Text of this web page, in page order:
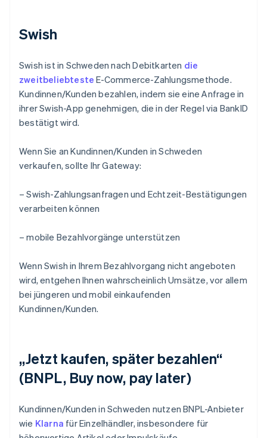
Swish
Swish ist in Schweden nach Debitkarten die
zweitbeliebteste E-Commerce-Zahlungsmethode.
Kundinnen/Kunden bezahlen, indem sie eine Anfrage in
ihrer Swish-App genehmigen, die in der Regel via BankID
bestätigt wird.
Wenn Sie an Kundinnen/Kunden in Schweden
verkaufen, sollte Ihr Gateway:
– Swish-Zahlungsanfragen und Echtzeit-Bestätigungen
verarbeiten können
– mobile Bezahlvorgänge unterstützen
Wenn Swish in Ihrem Bezahlvorgang nicht angeboten
wird, entgehen Ihnen wahrscheinlich Umsätze, vor allem
bei jüngeren und mobil einkaufenden
Kundinnen/Kunden.
„Jetzt kaufen, später bezahlen“
(BNPL, Buy now, pay later)
Kundinnen/Kunden in Schweden nutzen BNPL-Anbieter
wie Klarna für Einzelhändler, insbesondere für